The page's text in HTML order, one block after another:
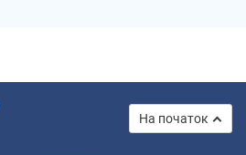
На початок